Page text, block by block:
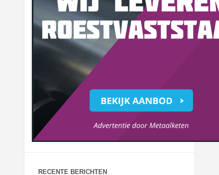
RECENTE BERICHTEN